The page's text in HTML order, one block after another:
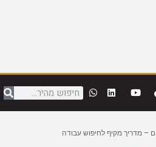
– מדריך מקיף לחיפוש עבודה